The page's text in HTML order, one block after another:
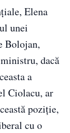
Elena
unei
Bolojan,
dacă
a
Ciolacu, ar
poziție,
cu o